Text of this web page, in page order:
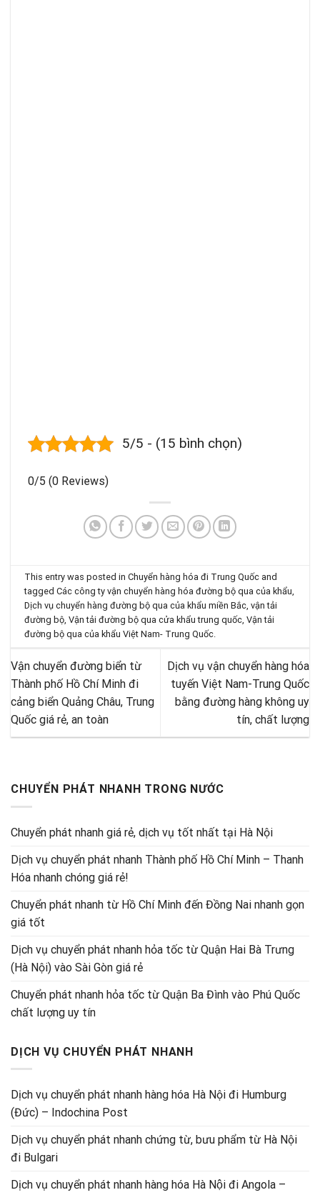
5/5 - (15 bình chọn)
0/5 (0 Reviews)
This entry was posted inChuyển hàng hóa đi Trung Quốc and
taggedCác công ty vận chuyển hàng hóa đường bộ qua của khẩu,
Dịch vụ chuyển hàng đường bộ qua của khẩu miền Bắc,vận tải
đường bộ,Vận tải đường bộ qua cửa khẩu trung quốc,Vận tải
đường bộ qua của khẩu Việt Nam- Trung Quốc.
Vận chuyển đường biển từ
Thành phố Hồ Chí Minh đi
cảng biển Quảng Châu, Trung
Quốc giá rẻ, an toàn
Dịch vụ vận chuyển hàng hóa
tuyến Việt Nam-Trung Quốc
bằng đường hàng không uy
tín, chất lượng
CHUYỂN PHÁT NHANH TRONG NƯỚC
Chuyển phát nhanh giá rẻ, dịch vụ tốt nhất tại Hà Nội
Dịch vụ chuyển phát nhanh Thành phố Hồ Chí Minh – Thanh
Hóa nhanh chóng giá rẻ!
Chuyển phát nhanh từ Hồ Chí Minh đến Đồng Nai nhanh gọn
giá tốt
Dịch vụ chuyển phát nhanh hỏa tốc từ Quận Hai Bà Trưng
(Hà Nội) vào Sài Gòn giá rẻ
Chuyển phát nhanh hỏa tốc từ Quận Ba Đình vào Phú Quốc
chất lượng uy tín
DỊCH VỤ CHUYỂN PHÁT NHANH
Dịch vụ chuyển phát nhanh hàng hóa Hà Nội đi Humburg
(Đức) – Indochina Post
Dịch vụ chuyển phát nhanh chứng từ, bưu phẩm từ Hà Nội
đi Bulgari
Dịch vụ chuyển phát nhanh hàng hóa Hà Nội đi Angola –